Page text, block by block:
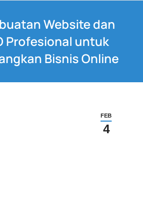
Website dan
Profesional untuk
Bisnis Online
FEB
4